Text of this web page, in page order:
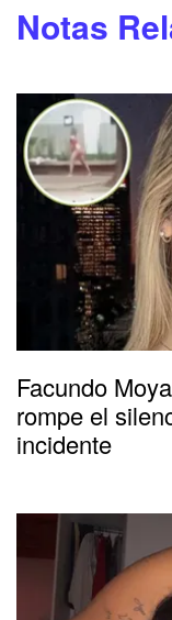
Notas
Facundo
rompe el
incidente